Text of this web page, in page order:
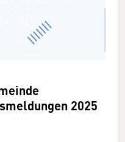
2025